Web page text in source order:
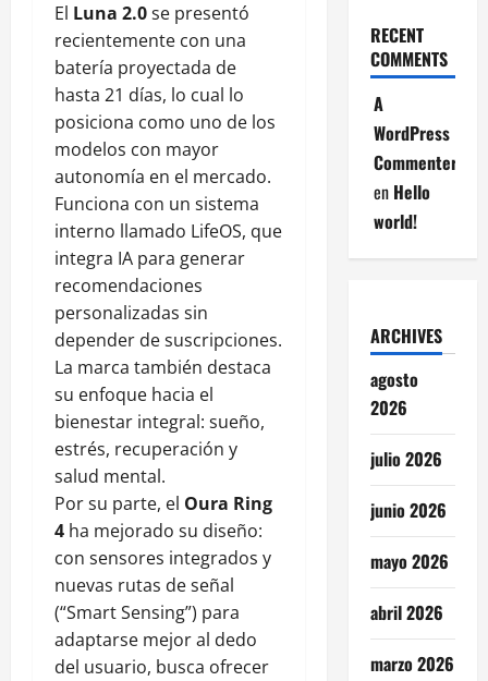
El Luna 2.0se presentó
recientemente con una
batería proyectada de
hasta 21 días, lo cual lo
posiciona como uno de los
modelos con mayor
autonomía en el mercado.
Funciona con un sistema
interno llamado LifeOS, que
integra IA para generar
recomendaciones
personalizadas sin
depender de suscripciones.
La marca también destaca
su enfoque hacia el
bienestar integral: sueño,
estrés, recuperación y
salud mental.
Por su parte, el Oura Ring
4 ha mejorado su diseño:
con sensores integrados y
nuevas rutas de señal
(“Smart Sensing”) para
adaptarse mejor al dedo
del usuario, busca ofrecer
RECENT
COMMENTS
A
WordPress
Commenter
en Hello
world!
ARCHIVES
agosto
2026
julio 2026
junio 2026
mayo 2026
abril 2026
marzo 2026